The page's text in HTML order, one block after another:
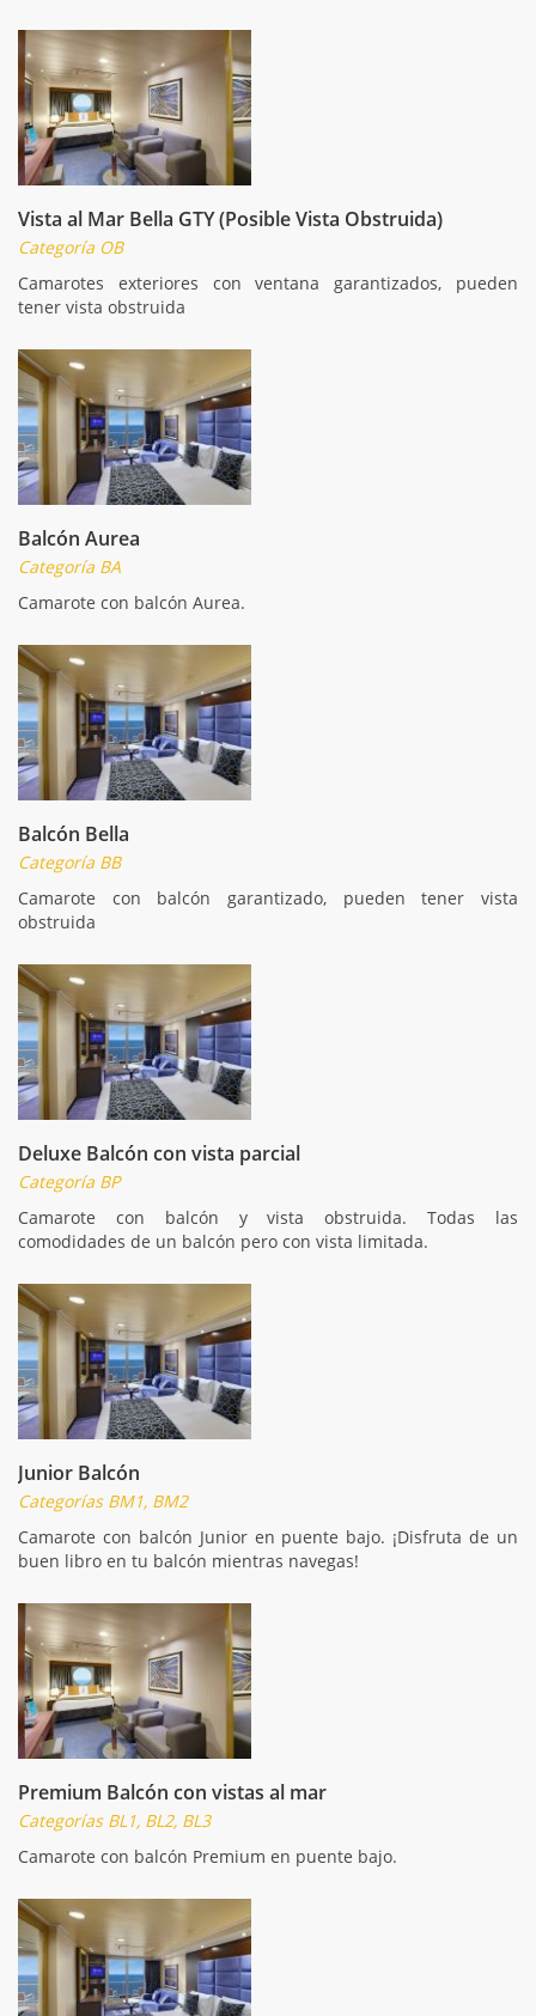
Vista al Mar Bella GTY (Posible Vista Obstruida)
Categoría OB
Camarotes exteriores con ventana garantizados, pueden
tener vista obstruida
Balcón Aurea
Categoría BA
Camarote con balcón Aurea.
Balcón Bella
Categoría BB
Camarote con balcón garantizado, pueden tener vista
obstruida
Deluxe Balcón con vista parcial
Categoría BP
Camarote con balcón y vista obstruida. Todas las
comodidades de un balcón pero con vista limitada.
Junior Balcón
Categorías BM1, BM2
Camarote con balcón Junior en puente bajo. ¡Disfruta de un
buen libro en tu balcón mientras navegas!
Premium Balcón con vistas al mar
Categorías BL1, BL2, BL3
Camarote con balcón Premium en puente bajo.